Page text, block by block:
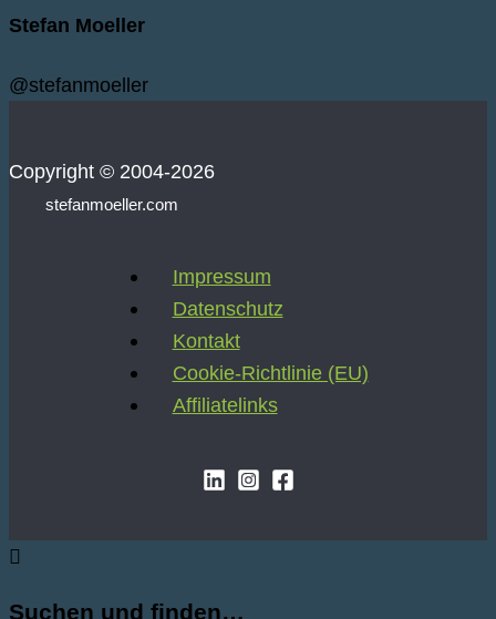
Stefan Moeller
@stefanmoeller
Copyright © 2004-2026
stefanmoeller.com
Impressum
Datenschutz
Kontakt
Cookie-Richtlinie (EU)
Affiliatelinks
Suchen und finden…